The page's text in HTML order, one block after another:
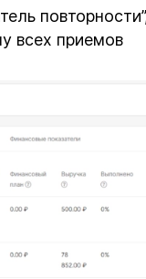
всех приемов